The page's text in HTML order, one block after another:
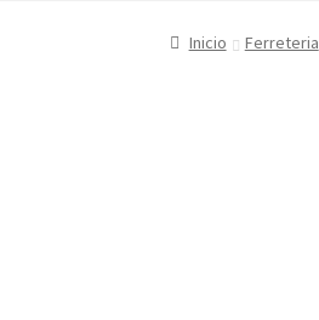
Inicio Ferreteria